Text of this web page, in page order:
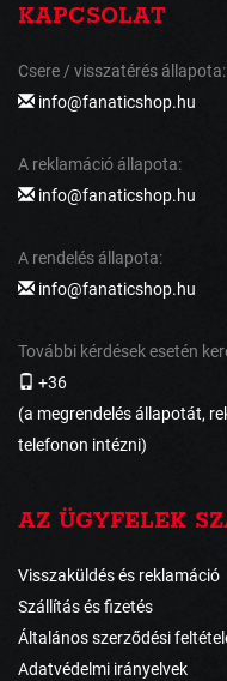
KAPCSOLAT
Csere / visszatérés állapota:
info@fanaticshop.hu
A reklamáció állapota:
info@fanaticshop.hu
A rendelés állapota:
info@fanaticshop.hu
További kérdések esetén
+36
(a megrendelés állapotát,
telefonon intézni)
AZ ÜGYFELEK
Visszaküldés és reklamáció
Szállítás és fizetés
Általános szerződési
Adatvédelmi irányelvek